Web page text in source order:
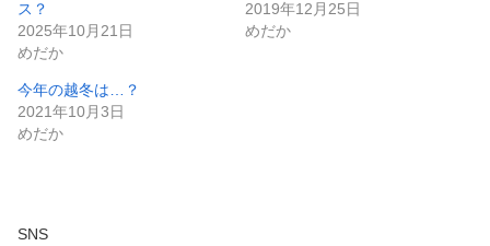
ス？
2025年10月21日
めだか
2019年12月25日
めだか
今年の越冬は…？
2021年10月3日
めだか
SNS